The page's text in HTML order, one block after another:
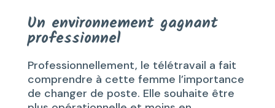
Un environnement gagnant
professionnel
Professionnellement, le télétravail a fait
comprendre à cette femme l’importance
de changer de poste. Elle souhaite être